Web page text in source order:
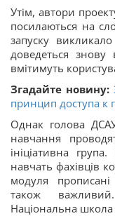
Утім, автори
посилаються на
запуску
доведеться
вмітимуть
Згадайте новину:
принцип доступа к
Однак голова
навчання
ініціативна
навчать фахівців
модуля
також
Національна школа